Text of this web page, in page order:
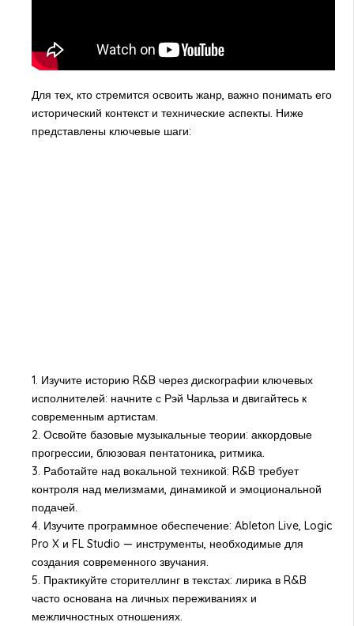
Для тех, кто стремится освоить жанр, важно понимать его
исторический контекст и технические аспекты. Ниже
представлены ключевые шаги:
1. Изучите историю R&B через дискографии ключевых
исполнителей: начните с Рэй Чарльза и двигайтесь к
современным артистам.
2. Освойте базовые музыкальные теории: аккордовые
прогрессии, блюзовая пентатоника, ритмика.
3. Работайте над вокальной техникой: R&B требует
контроля над мелизмами, динамикой и эмоциональной
подачей.
4. Изучите программное обеспечение: Ableton Live, Logic
Pro X и FL Studio — инструменты, необходимые для
создания современного звучания.
5. Практикуйте сторителлинг в текстах: лирика в R&B
часто основана на личных переживаниях и
межличностных отношениях.